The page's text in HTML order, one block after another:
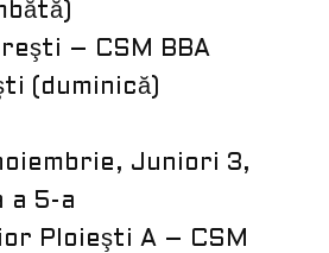
– CSM BBA
(duminică)
Juniori 3,
a 5-a
Ploieşti A – CSM